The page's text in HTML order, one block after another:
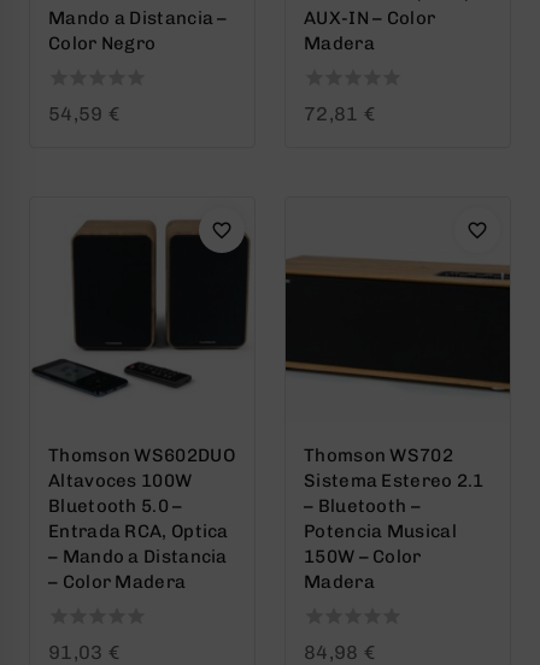
Mando a Distancia –
Color Negro
0
54,59 €
AUX-IN – Color
Madera
0
72,81 €
Thomson WS602DUO
Altavoces 100W
Bluetooth 5.0 –
Entrada RCA, Optica
– Mando a Distancia
– Color Madera
0
91,03 €
Thomson WS702
Sistema Estereo 2.1
– Bluetooth –
Potencia Musical
150W – Color
Madera
0
84,98 €